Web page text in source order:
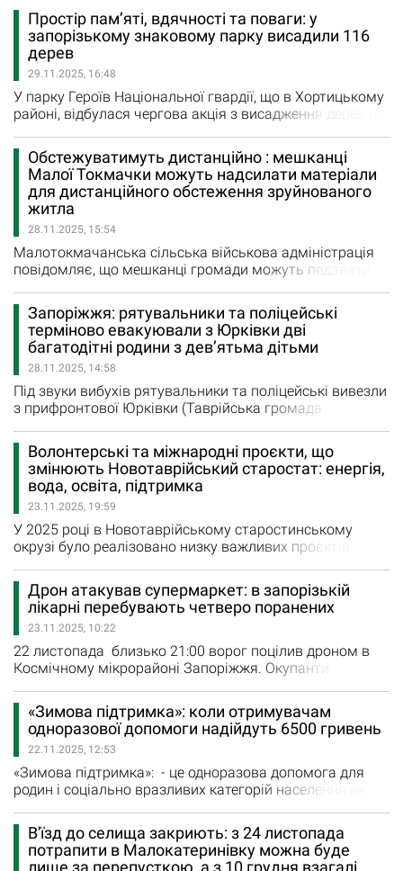
повідомляє сайт Запорізької міської ради, у фокусі
учасників засідання були житлові рішення для
внутрішньо переміщених осіб. Запоріжжя сьогодні —
серед міст-лідерів за кількістю ВПО: за офіційними…
Простір пам’яті, вдячності та поваги: у
запорізькому знаковому парку висадили 116
дерев
29.11.2025, 16:48
У парку Героїв Національної гвардії, що в Хортицькому
районі, відбулася чергова акція з висадження дерев на
Як повідомляє сайт Запорізької міської ради,
ініціаторами стали представниці районної Ради жінок
загиблих Захисників та представники Ради ветеранів.
За словами голови Хортицької райадміністрації…
Обстежуватимуть дистанційно : мешканці
Малої Токмачки можуть надсилати матеріали
для дистанційного обстеження зруйнованого
житла
28.11.2025, 15:54
Малотокмачанська сільська військова адміністрація
повідомляє, що мешканці громади можуть подавати
квартир і будинків з метою підтвердження
зруйнування. На фейсбук-сторінці адміністрація
розмістила звернення до мешканців громади, а також
вимоги до фото- та відкеоматеріалів, які вони можуть
подавати для подальшого…
Запоріжжя: рятувальники та поліцейські
терміново евакуювали з Юрківки дві
багатодітні родини з дев’ятьма дітьми
28.11.2025, 14:58
Під звуки вибухів рятувальники та поліцейські вивезли
з прифронтової Юрківки (Таврійська громада
налякані, а матері поспіхом збирали найнеобхідніші
речі, розуміючи — зволікати не можна. «Я боюся, що
наш дім можуть зруйнувати в будь-яку секунду», —
сказав 13-річний хлопчик,…
Волонтерські та міжнародні проєкти, що
змінюють Новотаврійський старостат: енергія,
вода, освіта, підтримка
23.11.2025, 19:59
У 2025 році в Новотаврійському старостинському
окрузі було реалізовано низку важливих проєктів,
розвиток інфраструктури та забезпечення доступу до
якісних послуг. Про це повідомила Комишуваська
селищна рада. Безперебійна робота ЦНАПу завдяки
сонячним панелям У вересні 2025 року за підтримки
неурядової організації ACTED…
Дрон атакував супермаркет: в запорізькій
лікарні перебувають четверо поранених
23.11.2025, 10:22
22 листопада близько 21:00 ворог поцілив дроном в
Космічному мікрорайоні Запоріжжя. Окупанти
прийшовся безпосередньо по входу до магазин АТБ,
розташованого на першому поверсі. Поранення
різного ступеня тяжкості отримали пʼятеро громадян.
Одними з перших, як повідомляє відділ комунікацій
ГУНП в Запорізькій…
«Зимова підтримка»: коли отримувачам
одноразової допомоги надійдуть 6500 гривень
22.11.2025, 12:53
«Зимова підтримка»: - це одноразова допомога для
родин і соціально вразливих категорій населення як
України в Запорізькій області, у листопаді 2025 року
буде проведено виплату одноразової грошової
допомоги для проходження зимового періоду 2025/26
В'їзд до селища закриють: з 24 листопада
потрапити в Малокатеринівку можна буде
лише за перепусткою, а з 10 грудня взагалі